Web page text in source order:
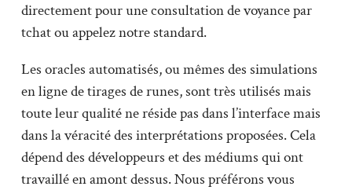
directement pour une consultation de voyance par
tchat ou appelez notre standard.
Les oracles automatisés, ou mêmes des simulations
en ligne de tirages de runes, sont très utilisés mais
toute leur qualité ne réside pas dans l’interface mais
dans la véracité des interprétations proposées. Cela
dépend des développeurs et des médiums qui ont
travaillé en amont dessus. Nous préférons vous